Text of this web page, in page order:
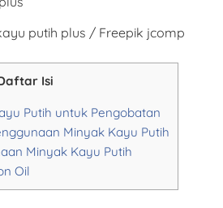
putih plus / Freepik jcomp
Isi
Putih untuk Pengobatan
Minyak Kayu Putih
Minyak Kayu Putih
Oil